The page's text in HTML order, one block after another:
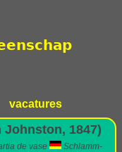
vacatures
Johnston, 1847)
de vase
Schlamm-